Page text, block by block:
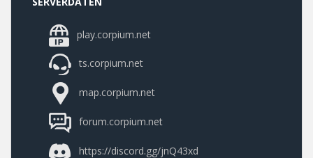
play.corpium.net
ts.corpium.net
map.corpium.net
forum.corpium.net
https://discord.gg/jnQ43xd